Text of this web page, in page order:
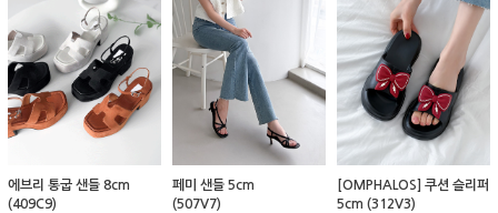
에브리 통굽 샌들 8cm
(409C9)
페미 샌들 5cm
(507V7)
[OMPHALOS] 쿠션 슬리퍼
5cm (312V3)